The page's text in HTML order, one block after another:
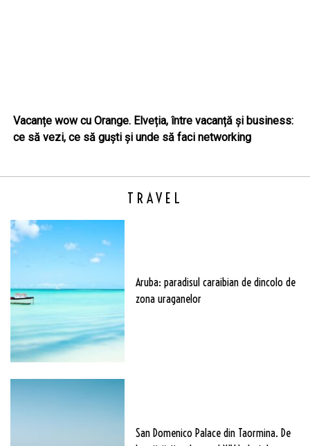
Vacanțe wow cu Orange. Elveția, între vacanță și business:
ce să vezi, ce să guști și unde să faci networking
TRAVEL
Aruba: paradisul caraibian de dincolo de
zona uraganelor
San Domenico Palace din Taormina. De